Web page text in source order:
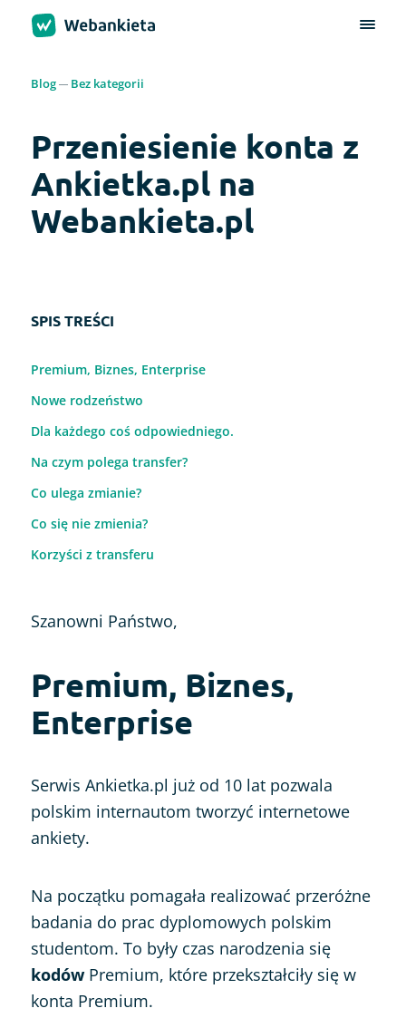
Blog Bez kategorii
Przeniesienie konta z
Ankietka.pl na
Webankieta.pl
SPIS TREŚCI
Premium, Biznes, Enterprise
Nowe rodzeństwo
Dla każdego coś odpowiedniego.
Na czym polega transfer?
Co ulega zmianie?
Co się nie zmienia?
Korzyści z transferu
Szanowni Państwo,
Premium, Biznes,
Enterprise
Serwis Ankietka.pl już od 10 lat pozwala
polskim internautom tworzyć internetowe
ankiety.
Na początku pomagała realizować przeróżne
badania do prac dyplomowych polskim
studentom. To były czas narodzenia się
kodówPremium, które przekształciły się w
konta Premium.